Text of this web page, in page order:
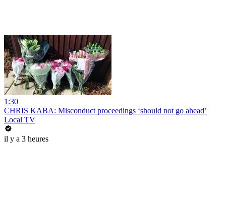
1:30
CHRIS KABA: Misconduct proceedings ‘should not go ahead’
Local TV
il y a 3 heures